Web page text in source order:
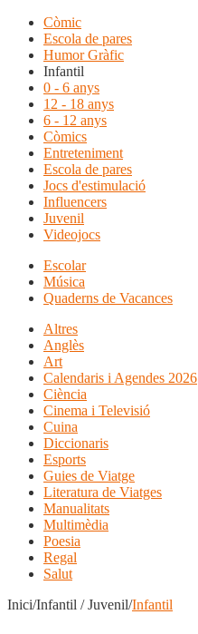
Còmic
Escola de pares
Humor Gràfic
Infantil
0 - 6 anys
12 - 18 anys
6 - 12 anys
Còmics
Entreteniment
Escola de pares
Jocs d'estimulació
Influencers
Juvenil
Videojocs
Escolar
Música
Quaderns de Vacances
Altres
Anglès
Art
Calendaris i Agendes 2026
Ciència
Cinema i Televisió
Cuina
Diccionaris
Esports
Guies de Viatge
Literatura de Viatges
Manualitats
Multimèdia
Poesia
Regal
Salut
Inici/Infantil / Juvenil/Infantil